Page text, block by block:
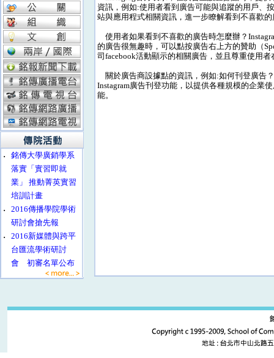
‧
銘傳大學廣銷學系
落實「實習即就
業」 推動菁英實習
培訓計畫
‧
2016傳播學院學術
研討會搶先報
‧
2016新媒體與跨平
台匯流學術研討
會 初審名單公布
資訊，例如:使用者看到廣告可能與追蹤的用戶、
站與應用程式相關資訊，進一步瞭解看到不喜歡
使用者如果看到不喜歡的廣告時怎麼辦？
的廣告很無趣時，可以點按廣告右上方的贊助（
司facebook活動顯示的相關廣告，並且尊重使用
關於廣告商設據點的資訊，例如:如何刊登廣告
Instagram廣告刊登功能，以提供各種規模的企業
能。